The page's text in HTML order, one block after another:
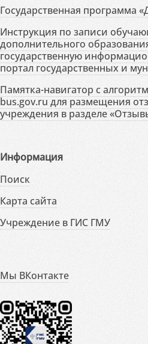
Государственная программа
Инструкция по записи
дополнительного
государственную
портал государственных и
Памятка-навигатор с
bus.gov.ru для размещения
учреждения в разделе
Информация
Поиск
Карта сайта
Учреждение в ГИС ГМУ
Мы ВКонтакте